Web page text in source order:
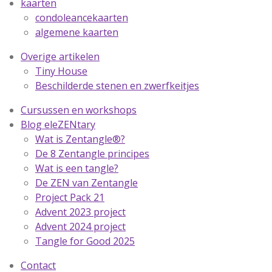
kaarten
condoleancekaarten
algemene kaarten
Overige artikelen
Tiny House
Beschilderde stenen en zwerfkeitjes
Cursussen en workshops
Blog eleZENtary
Wat is Zentangle®?
De 8 Zentangle principes
Wat is een tangle?
De ZEN van Zentangle
Project Pack 21
Advent 2023 project
Advent 2024 project
Tangle for Good 2025
Contact